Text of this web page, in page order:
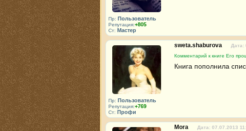
Пр: Пользователь
Репутация:+805
Ст: Мастер
Пр: Пользователь
Репутация:+769
Ст: Профи
sweta.shaburova
Дата:
Комментарий к книге Его
Книга пополнила
Mora
Дата: 07.07.2013